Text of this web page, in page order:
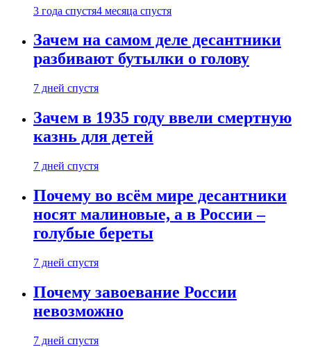
3 года спустя4 месяца спустя
Зачем на самом деле десантники
разбивают бутылки о голову
7 дней спустя
Зачем в 1935 году ввели смертную
казнь для детей
7 дней спустя
Почему во всём мире десантники
носят малиновые, а в России –
голубые береты
7 дней спустя
Почему завоевание России
невозможно
7 дней спустя